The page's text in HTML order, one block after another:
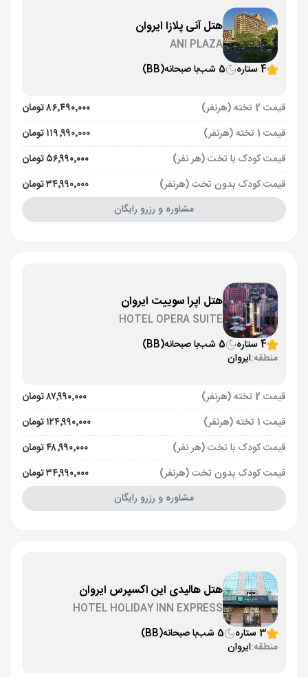
هتل آنی پلازا ایروان
ANI PLAZA
4 ستاره
5 شب با صبحانه(BB)
قیمت 2 تخته (هرنفر)
۸۶٬۴۹۰٬۰۰۰ تومان
قیمت 1 تخته (هرنفر)
۱۱۹٬۹۹۰٬۰۰۰ تومان
قیمت کودک با تخت (هر نفر)
۵۶٬۹۹۰٬۰۰۰ تومان
قیمت کودک بدون تخت (هرنفر)
۳۴٬۹۹۰٬۰۰۰ تومان
مشاوره و رزرو رایگان
هتل اپرا سوییت ایروان
HOTEL OPERA SUITE
4 ستاره
5 شب با صبحانه(BB)
منطقه:ایروان
قیمت 2 تخته (هرنفر)
۸۷٬۹۹۰٬۰۰۰ تومان
قیمت 1 تخته (هرنفر)
۱۲۴٬۹۹۰٬۰۰۰ تومان
قیمت کودک با تخت (هر نفر)
۴۸٬۹۹۰٬۰۰۰ تومان
قیمت کودک بدون تخت (هرنفر)
۳۴٬۹۹۰٬۰۰۰ تومان
مشاوره و رزرو رایگان
هتل هالیدی این اکسپرس ایروان
HOTEL HOLIDAY INN EXPRESS
3 ستاره
5 شب با صبحانه(BB)
منطقه:ایروان